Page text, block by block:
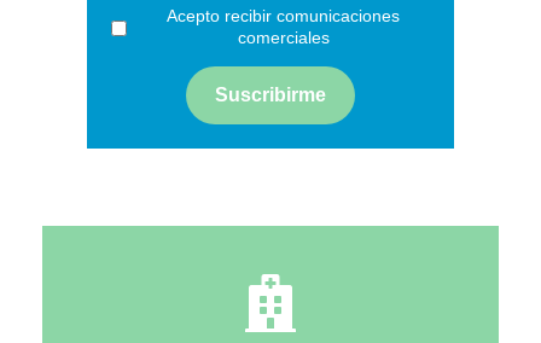
Acepto recibir comunicaciones
comerciales